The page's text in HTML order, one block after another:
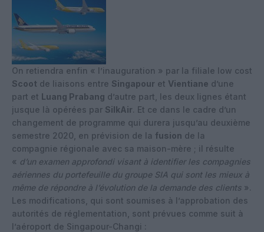
On retiendra enfin « l’inauguration » par la filiale low cost
Scoot de liaisons entre Singapour et Vientiane d’une
part et Luang Prabang d’autre part, les deux lignes étant
jusque là opérées par SilkAir. Et ce dans le cadre d’un
changement de programme qui durera jusqu’au deuxième
semestre 2020, en prévision de la fusion de la
compagnie régionale avec sa maison-mère ; il résulte
« d’un examen approfondi visant à identifier les compagnies
aériennes du portefeuille du groupe SIA qui sont les mieux à
même de répondre à l’évolution de la demande des clients ».
Les modifications, qui sont soumises à l’approbation des
autorités de réglementation, sont prévues comme suit à
l’aéroport de Singapour-Changi :